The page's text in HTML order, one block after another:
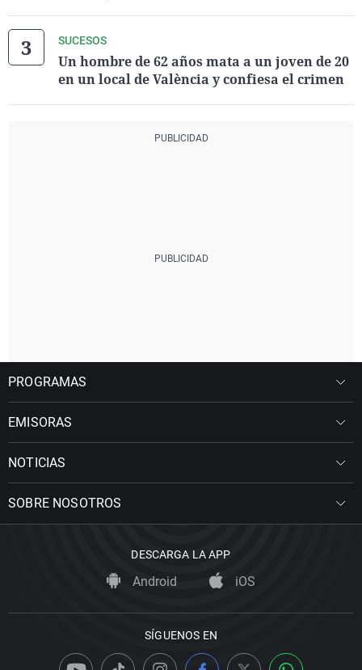
SUCESOS
Un hombre de 62 años mata a un joven de 20
en un local de València y confiesa el crimen
PROGRAMAS
EMISORAS
NOTICIAS
SOBRE NOSOTROS
DESCARGA LA APP
Android iOS
SÍGUENOS EN